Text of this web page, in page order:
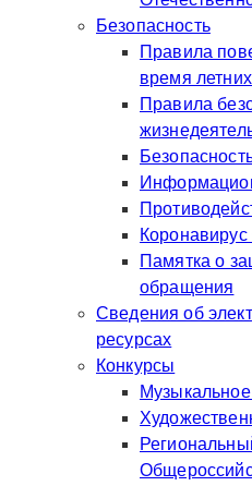
Безопасность
Правила
время
Правила
Памятка о
обращения
Сведения об
ресурсах
Конкурсы